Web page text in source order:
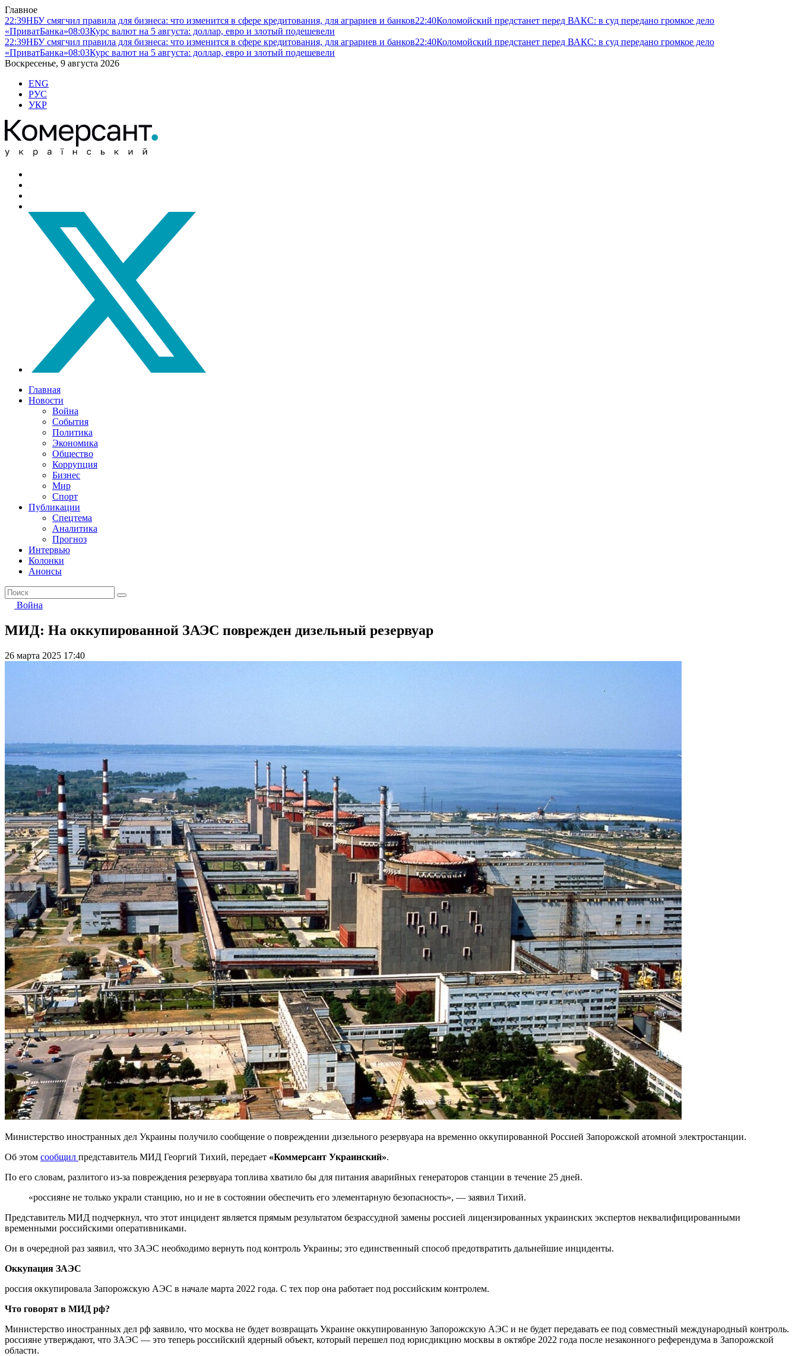
Главное
22:39НБУ смягчил правила для бизнеса: что изменится в сфере кредитования, для аграриев и банков22:40Коломойский предстанет перед ВАКС: в суд передано громкое дело
«ПриватБанка»08:03Курс валют на 5 августа: доллар, евро и злотый подешевели
22:39НБУ смягчил правила для бизнеса: что изменится в сфере кредитования, для аграриев и банков22:40Коломойский предстанет перед ВАКС: в суд передано громкое дело
«ПриватБанка»08:03Курс валют на 5 августа: доллар, евро и злотый подешевели
Воскресенье, 9 августа 2026
ENG
РУС
УКР
Главная
Новости
Война
События
Политика
Экономика
Общество
Коррупция
Бизнес
Мир
Спорт
Публикации
Спецтема
Аналитика
Прогноз
Интервью
Колонки
Анонсы
Война
МИД: На оккупированной ЗАЭС поврежден дизельный резервуар
26 марта 2025 17:40
Министерство иностранных дел Украины получило сообщение о повреждении дизельного резервуара на временно оккупированной Россией Запорожской атомной электростанции.
Об этом сообщил представитель МИД Георгий Тихий, передает «Коммерсант Украинский».
По его словам, разлитого из-за повреждения резервуара топлива хватило бы для питания аварийных генераторов станции в течение 25 дней.
«россияне не только украли станцию, но и не в состоянии обеспечить его элементарную безопасность», — заявил Тихий.
Представитель МИД подчеркнул, что этот инцидент является прямым результатом безрассудной замены россией лицензированных украинских экспертов неквалифицированными
временными российскими оперативниками.
Он в очередной раз заявил, что ЗАЭС необходимо вернуть под контроль Украины; это единственный способ предотвратить дальнейшие инциденты.
Оккупация ЗАЭС
россия оккупировала Запорожскую АЭС в начале марта 2022 года. С тех пор она работает под российским контролем.
Что говорят в МИД рф?
Министерство иностранных дел рф заявило, что москва не будет возвращать Украине оккупированную Запорожскую АЭС и не будет передавать ее под совместный международный контроль.
россияне утверждают, что ЗАЭС — это теперь российский ядерный объект, который перешел под юрисдикцию москвы в октябре 2022 года после незаконного референдума в Запорожской
области.